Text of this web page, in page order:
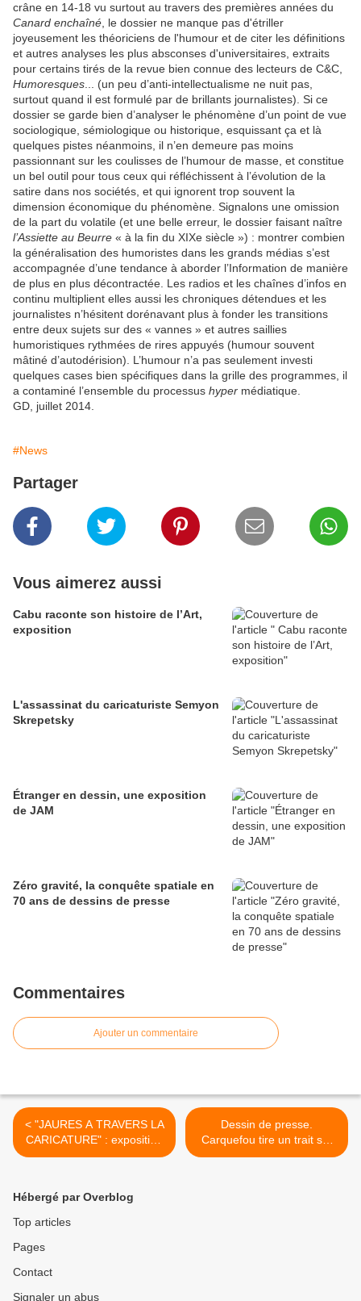
crâne en 14-18 vu surtout au travers des premières années du
Canard enchaîné , le dossier ne manque pas d'étriller
joyeusement les théoriciens de l'humour et de citer les définitions
et autres analyses les plus absconses d'universitaires, extraits
pour certains tirés de la revue bien connue des lecteurs de C&C,
Humoresques ... (un peu d’anti-intellectualisme ne nuit pas,
surtout quand il est formulé par de brillants journalistes). Si ce
dossier se garde bien d’analyser le phénomène d’un point de vue
sociologique, sémiologique ou historique, esquissant ça et là
quelques pistes néanmoins, il n’en demeure pas moins
passionnant sur les coulisses de l’humour de masse, et constitue
un bel outil pour tous ceux qui réfléchissent à l’évolution de la
satire dans nos sociétés, et qui ignorent trop souvent la
dimension économique du phénomène. Signalons une omission
de la part du volatile (et une belle erreur, le dossier faisant naître
l’Assiette au Beurre « à la fin du XIXe siècle ») : montrer combien
la généralisation des humoristes dans les grands médias s’est
accompagnée d’une tendance à aborder l’Information de manière
de plus en plus décontractée. Les radios et les chaînes d’infos en
continu multiplient elles aussi les chroniques détendues et les
journalistes n’hésitent dorénavant plus à fonder les transitions
entre deux sujets sur des « vannes » et autres saillies
humoristiques rythmées de rires appuyés (humour souvent
mâtiné d’autodérision). L’humour n’a pas seulement investi
quelques cases bien spécifiques dans la grille des programmes, il
a contaminé l’ensemble du processus hyper médiatique.
GD, juillet 2014.
#News
Partager
Vous aimerez aussi
Cabu raconte son histoire de l’Art,
exposition
L'assassinat du caricaturiste Semyon
Skrepetsky
Étranger en dessin, une exposition
de JAM
Zéro gravité, la conquête spatiale en
70 ans de dessins de presse
Commentaires
Ajouter un commentaire
< "JAURES A TRAVERS LA
CARICATURE" : exposition
à Avignon
Dessin de presse.
Carquefou tire un trait sur
les Ridep en 2015 >
Hébergé par Overblog
Top articles
Pages
Contact
Signaler un abus